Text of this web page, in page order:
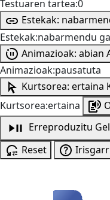
Testuaren tartea:0
Estekak:
Estekak:nabarmendu
Animazioak: abian
Animazioak:pausatuta
Kurtsorea: ertaina
Kurtsorea:ertaina
Erreproduzitu
Reset